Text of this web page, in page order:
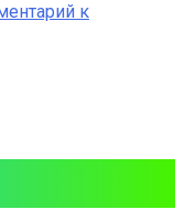
к